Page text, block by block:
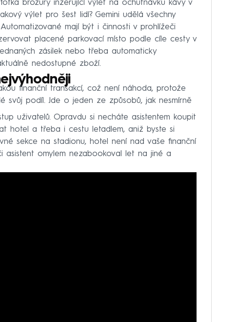
brožury inzerující výlet na ochutnávku kávy v
výlet pro šest lidí? Gemini udělá všechny
mají být i činnosti v prohlížeči
placené parkovací místo podle cíle cesty v
zásilek nebo třeba automaticky
nedostupné zboží.
finanční transakcí, což není náhoda, protože
svůj podíl. Jde o jeden ze způsobů, jak nesmírně
uživatelů. Opravdu si necháte asistentem koupit
hotel a třeba i cestu letadlem, aniž byste si
sekce na stadionu, hotel není nad vaše finanční
asistent omylem nezabookoval let na jiné a